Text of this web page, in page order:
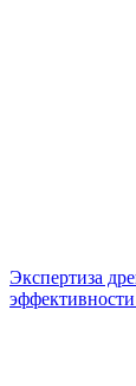
Экспертиза